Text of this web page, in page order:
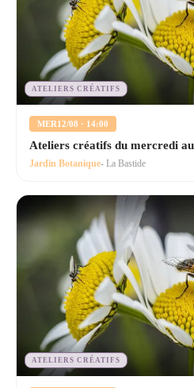
ATELIERS CRÉATIFS
MER12/08 · 14:00
Ateliers créatifs du mercredi
Jardin Botanique- La Bastide
ATELIERS CRÉATIFS